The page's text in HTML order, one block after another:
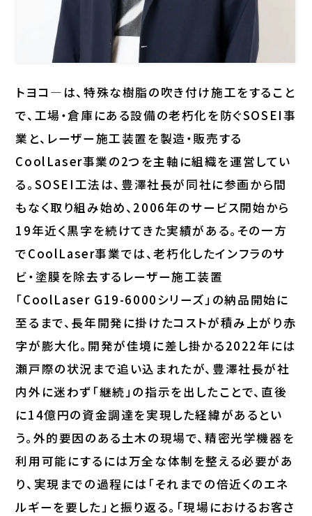
トヨコ―は、特殊な樹脂の吹き付け施工をすること
で、工場・倉庫にある設備の老朽化を防ぐSOSEI事
業と、レーザー施工装置を製造・販売する
CoolLaser事業の2つを主軸に組織を運営してい
る。SOSEI工法は、豊澤社長が同社に参画から間
もなく取り組み始め、2006年のサービス開始から
19年近く黒字を続けてきた実績がある。その一方
でCoolLaser事業では、老朽化したインフラのサ
ビ・塗膜を除去するレーザー施工装置
「CoolLaser G19-6000シリーズ」の納品開始に
至るまで、長年開発に掛けたコストが積み上がり赤
字が膨大化。開発が佳境に差し掛かる2022年には
瀬戸際の状況まで追い込まれたが、豊澤社長が社
内外に迷わず「継続」の指示を出したことで、直後
に14億円の資金調達を実現した経緯があるとい
う。外的要因のある土木の現場で、精密光学機器を
利用可能にするには万全な体制を整える必要があ
り、実現までの過程には「それまでの倍近くのエネ
ルギーを要した」と振り返る。「現場におけるお客さ